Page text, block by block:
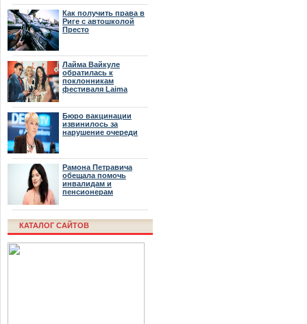
Как получить права в
Риге с автошколой
Престо
Лайма Вайкуле
обратилась к
поклонникам
фестиваля Laima
Бюро вакцинации
извинилось за
нарушение очереди
Рамона Петравича
обещала помочь
инвалидам и
пенсионерам
КАТАЛОГ САЙТОВ